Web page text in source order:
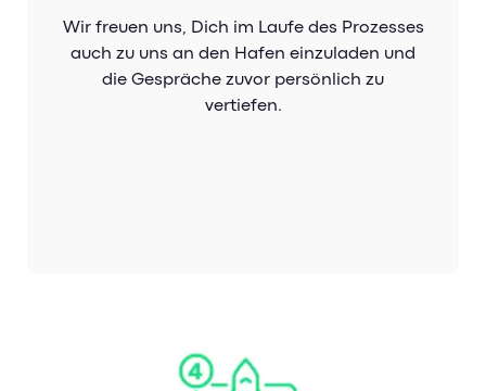
Wir freuen uns, Dich im Laufe des Prozesses
auch zu uns an den Hafen einzuladen und
die Gespräche zuvor persönlich zu
vertiefen.